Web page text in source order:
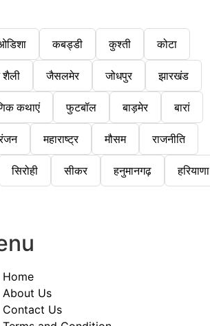
कबड्डी कुश्ती कोटा
शैली जैसलमेर जोधपुर झारखंड
कथाएं फुटबॉल बाड़मेर बारां
महाराष्ट्र मौसम राजनीति
सिरोही सीकर हनुमानगढ़ हरियाणा
Home
About Us
Contact Us